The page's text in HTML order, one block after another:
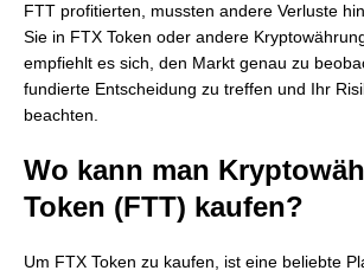
FTT profitierten, mussten andere Verluste
Sie in FTX Token oder andere
empfiehlt es sich, den Markt genau zu
fundierte Entscheidung zu treffen und Ihr
beachten.
Wo kann man
Token (FTT) kaufen?
Um FTX Token zu kaufen, ist eine beliebte